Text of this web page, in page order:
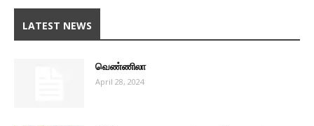
LATEST NEWS
வெண்ணிலா
April 28, 2024